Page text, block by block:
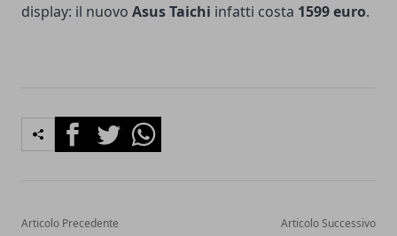
display: il nuovo Asus Taichi infatti costa 1599 euro.
FacebookTwitterWhatsapp
Articolo Precedente Articolo Successivo